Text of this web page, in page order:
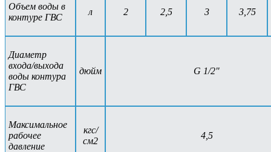
Объем воды в
контуре ГВС
л 2 2,5 3 3,75
Диаметр
входа/выхода
воды контура
ГВС
дюйм G 1/2"
Максимальное
рабочее
давление
кгс/
см2
4,5